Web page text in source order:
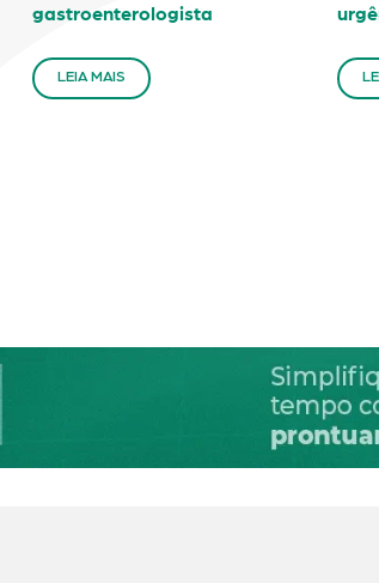
gastroenterologista
LEIA MAIS